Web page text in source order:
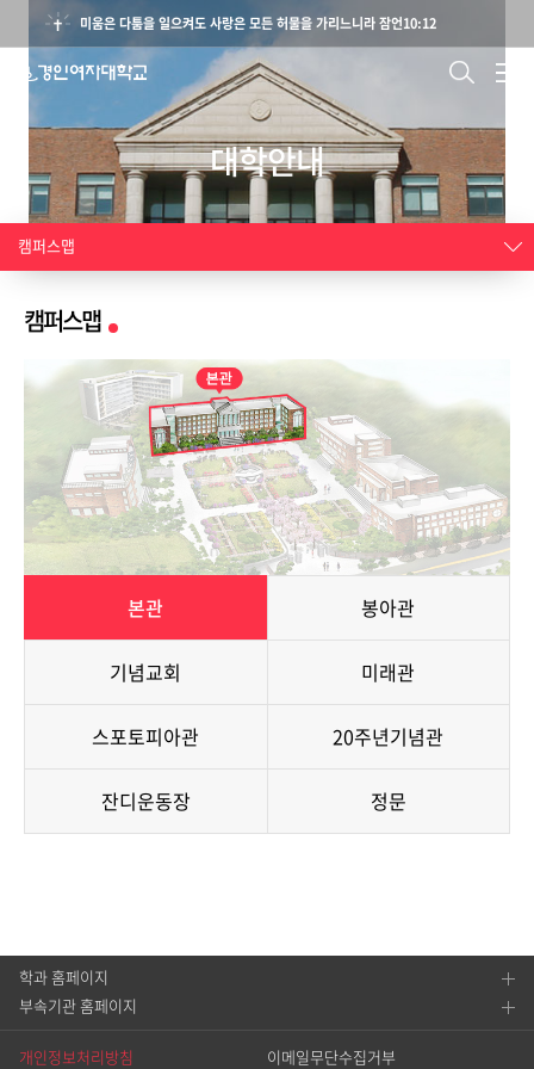
미움은 다툼을 일으켜도 사랑은 모든 허물을 가리느니라 잠언10:12
대학안내
캠퍼스맵
캠퍼스맵
본관 봉아관
기념교회 미래관
스포토피아관 20주년기념관
잔디운동장 정문
학과 홈페이지
부속기관 홈페이지
개인정보처리방침 이메일무단수집거부